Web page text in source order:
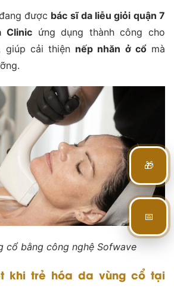
được bác sĩ da liễu giỏi quận 7
Clinicứng dụng thành công cho
giúp cải thiện nếp nhăn ở cổmà
cổ bằng công nghệ Sofwave
khi trẻ hóa da vùng cổ tại
🎁
📅